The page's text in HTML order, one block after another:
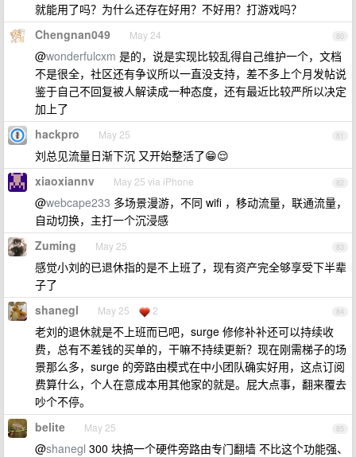
就能用了吗？为什么还存在好用？不好用？打游戏吗？
80
Chengnan049 May 24
@wonderfulcxm 是的，说是实现比较乱得自己维护一个，文档
不是很全，社区还有争议所以一直没支持，差不多上个月发帖说
鉴于自己不回复被人解读成一种态度，还有最近比较严所以决定
加上了
81
hackpro May 25
刘总见流量日渐下沉 又开始整活了😁😌
82
xiaoxiannv May 25 via iPhone
@webcape233 多场景漫游，不同 wifi ，移动流量，联通流量，
自动切换，主打一个沉浸感
83
Zuming May 25
感觉小刘的已退休指的是不上班了，现有资产完全够享受下半辈
子了
84
shanegl May 25 2
老刘的退休就是不上班而已吧，surge 修修补补还可以持续收
费，总有不差钱的买单的，干嘛不持续更新？现在刚需梯子的场
景那么多，surge 的旁路由模式在中小团队确实好用，这点订阅
费算什么，个人在意成本用其他家的就是。屁大点事，翻来覆去
吵个不停。
85
belite May 25
@shanegl 300 块搞一个硬件旁路由专门翻墙 不比这个功能强、